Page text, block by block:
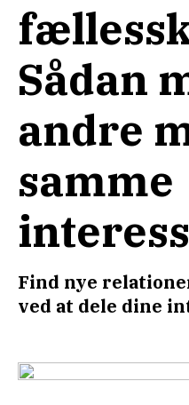
Sådan
andre
samme
Find nye
ved at dele dine